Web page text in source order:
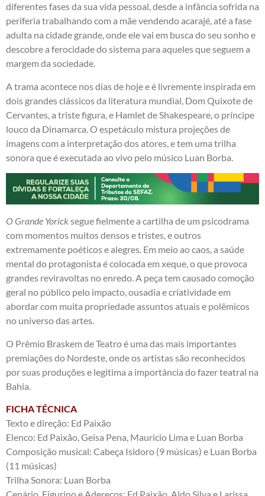
diferentes fases da sua vida pessoal, desde a infância sofrida na
periferia trabalhando com a mãe vendendo acarajé, até a fase
adulta na cidade grande, onde ele vai em busca do seu sonho e
descobre a ferocidade do sistema para aqueles que seguem a
margem da sociedade.
A trama acontece nos dias de hoje e é livremente inspirada em
dois grandes clássicos da literatura mundial, Dom Quixote de
Cervantes, a triste figura, e Hamlet de Shakespeare, o príncipe
louco da Dinamarca. O espetáculo mistura projeções de
imagens com a interpretação dos atores, e tem uma trilha
sonora que é executada ao vivo pelo músico Luan Borba.
O Grande Yoricksegue fielmente a cartilha de um psicodrama
com momentos muitos densos e tristes, e outros
extremamente poéticos e alegres. Em meio ao caos, a saúde
mental do protagonista é colocada em xeque, o que provoca
grandes reviravoltas no enredo. A peça tem causado comoção
geral no público pelo impacto, ousadia e criatividade em
abordar com muita propriedade assuntos atuais e polêmicos
no universo das artes.
O Prêmio Braskem de Teatro é uma das mais importantes
premiações do Nordeste, onde os artistas são reconhecidos
por suas produções e legitima a importância do fazer teatral na
Bahia.
FICHA TÉCNICA
Texto e direção: Ed Paixão
Elenco: Ed Paixão, Geisa Pena, Mauricio Lima e Luan Borba
Composição musical: Cabeça Isidoro (9 músicas) e Luan Borba
(11 músicas)
Trilha Sonora: Luan Borba